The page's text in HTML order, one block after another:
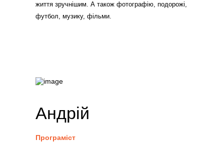
життя зручнішим. А також фотографію, подорожі,
футбол, музику, фільми.
Андрій
Програміст